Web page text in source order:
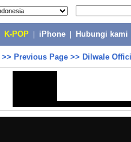
K-POP iPhone Hubungi kami
>> Previous Page >> Dilwale